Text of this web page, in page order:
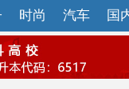
时尚 汽车 国